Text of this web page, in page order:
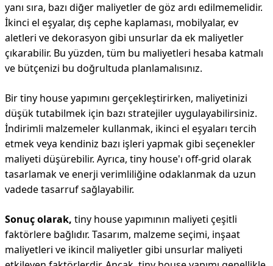
yanı sıra, bazı diğer maliyetler de göz ardı edilmemelidir.
İkinci el eşyalar, dış cephe kaplaması, mobilyalar, ev
aletleri ve dekorasyon gibi unsurlar da ek maliyetler
çıkarabilir. Bu yüzden, tüm bu maliyetleri hesaba katmalı
ve bütçenizi bu doğrultuda planlamalısınız.
Bir tiny house yapımını gerçekleştirirken, maliyetinizi
düşük tutabilmek için bazı stratejiler uygulayabilirsiniz.
İndirimli malzemeler kullanmak, ikinci el eşyaları tercih
etmek veya kendiniz bazı işleri yapmak gibi seçenekler
maliyeti düşürebilir. Ayrıca, tiny house'ı off-grid olarak
tasarlamak ve enerji verimliliğine odaklanmak da uzun
vadede tasarruf sağlayabilir.
Sonuç olarak, tiny house yapımının maliyeti çeşitli
faktörlere bağlıdır. Tasarım, malzeme seçimi, inşaat
maliyetleri ve ikincil maliyetler gibi unsurlar maliyeti